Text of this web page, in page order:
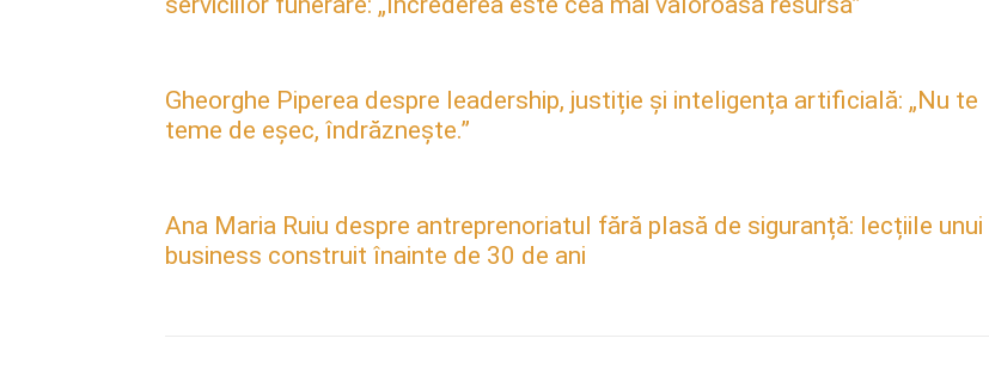
Gheorghe Piperea despre leadership, justiție și inteligența artificială: „Nu te
teme de eșec, îndrăznește.”
Ana Maria Ruiu despre antreprenoriatul fără plasă de siguranță: lecțiile unui
business construit înainte de 30 de ani